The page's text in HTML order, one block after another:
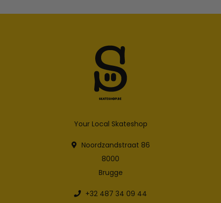
Your Local Skateshop
Noordzandstraat 86
8000
Brugge
+32 487 34 09 44